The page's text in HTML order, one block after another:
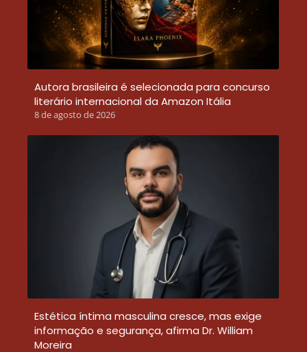
Autora brasileira é selecionada para concurso
literário internacional da Amazon Itália
8 de agosto de 2026
Estética íntima masculina cresce, mas exige
informação e segurança, afirma Dr. William
Moreira